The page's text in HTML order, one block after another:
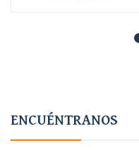
ENCUÉNTRANOS